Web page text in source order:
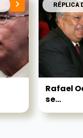
RÉPLICA
Rafael
se...